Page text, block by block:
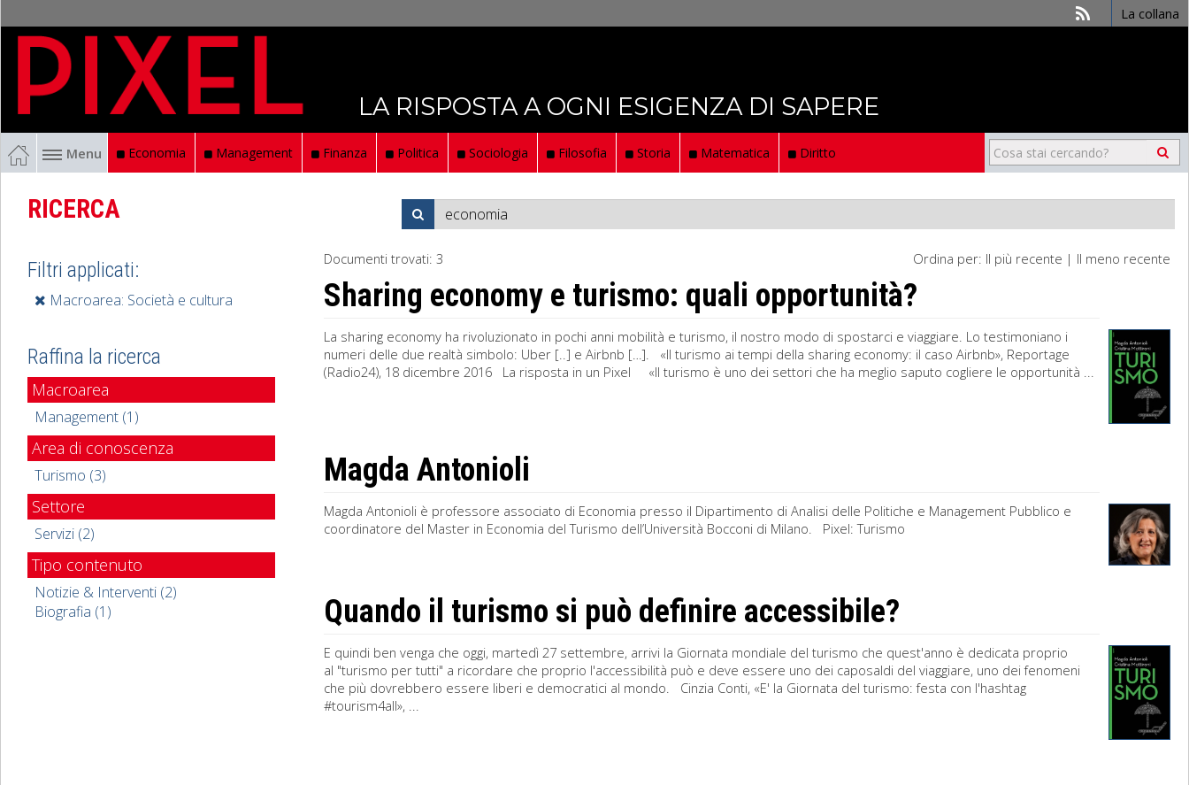
La collana
LA RISPOSTA A OGNI ESIGENZA DI SAPERE
Menu Economia Management Finanza Politica Sociologia Filosofia Storia Matematica Diritto
RICERCA
Ordina per: Il più recente | Il meno recente
Documenti trovati: 3
Sharing economy e turismo: quali opportunità?
La sharing economy ha rivoluzionato in pochi anni mobilità e turismo, il nostro modo di spostarci e viaggiare. Lo testimoniano i
numeri delle due realtà simbolo: Uber [..] e Airbnb […]. «Il turismo ai tempi della sharing economy: il caso Airbnb», Reportage
(Radio24), 18 dicembre 2016 La risposta in un Pixel «Il turismo è uno dei settori che ha meglio saputo cogliere le opportunità ...
Magda Antonioli
Magda Antonioli è professore associato di Economia presso il Dipartimento di Analisi delle Politiche e Management Pubblico e
coordinatore del Master in Economia del Turismo dell’Università Bocconi di Milano. Pixel: Turismo
Quando il turismo si può definire accessibile?
E quindi ben venga che oggi, martedì 27 settembre, arrivi la Giornata mondiale del turismo che quest'anno è dedicata proprio
al "turismo per tutti" a ricordare che proprio l'accessibilità può e deve essere uno dei caposaldi del viaggiare, uno dei fenomeni
che più dovrebbero essere liberi e democratici al mondo. Cinzia Conti, «E' la Giornata del turismo: festa con l'hashtag
#tourism4all», ...
Filtri applicati:
Macroarea: Società e cultura
Raffina la ricerca
Macroarea
Management (1)
Area di conoscenza
Turismo (3)
Settore
Servizi (2)
Tipo contenuto
Notizie & Interventi (2)
Biografia (1)